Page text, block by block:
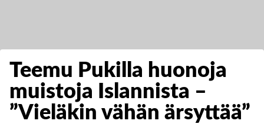
Teemu Pukilla huonoja
muistoja Islannista –
”Vieläkin vähän ärsyttää”